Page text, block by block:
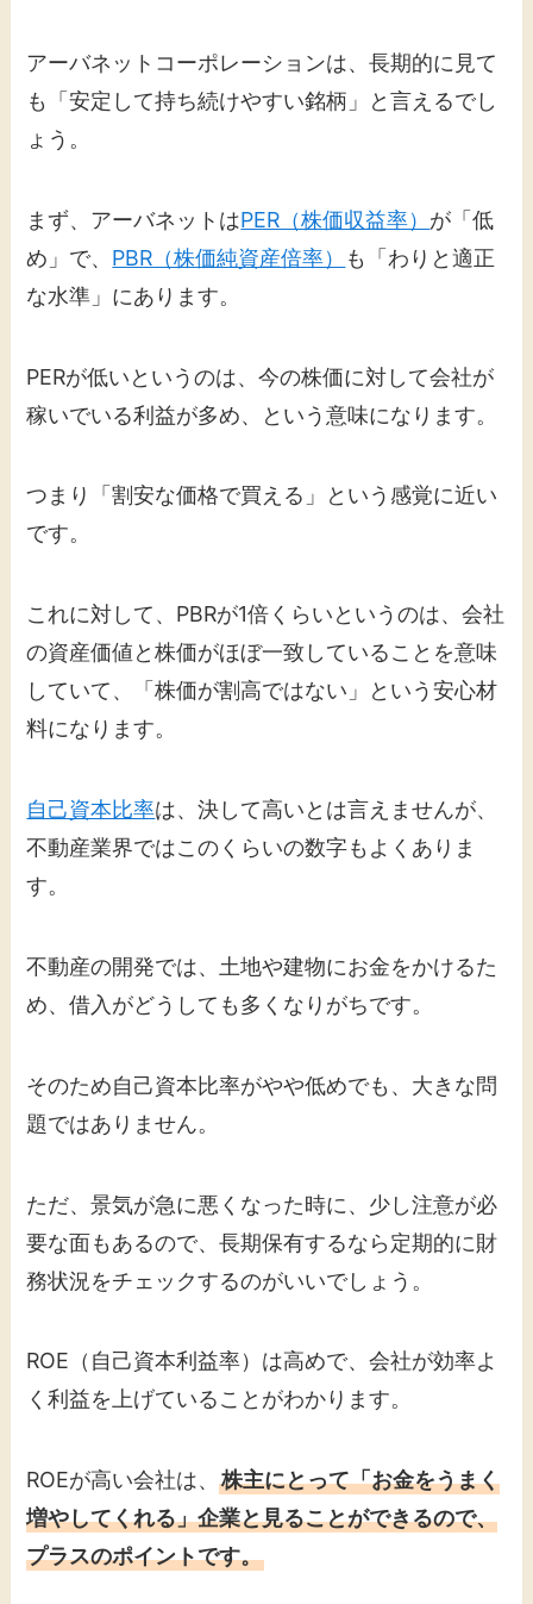
アーバネットコーポレーションは、長期的に見て
も「安定して持ち続けやすい銘柄」と言えるでし
ょう。
まず、アーバネットはPER（株価収益率） が「低
め」で、 PBR（株価純資産倍率）
も「わりと適正
な水準」にあります。
PERが低いというのは、今の株価に対して会社が
稼いでいる利益が多め、という意味になります。
つまり「割安な価格で買える」という感覚に近い
です。
これに対して、PBRが1倍くらいというのは、会社
の資産価値と株価がほぼ一致していることを意味
していて、「株価が割高ではない」という安心材
料になります。
自己資本比率は、決して高いとは言えませんが、
不動産業界ではこのくらいの数字もよくありま
す。
不動産の開発では、土地や建物にお金をかけるた
め、借入がどうしても多くなりがちです。
そのため自己資本比率がやや低めでも、大きな問
題ではありません。
ただ、景気が急に悪くなった時に、少し注意が必
要な面もあるので、長期保有するなら定期的に財
務状況をチェックするのがいいでしょう。
ROE（自己資本利益率）は高めで、会社が効率よ
く利益を上げていることがわかります。
ROEが高い会社は、株主にとって「お金をうまく
増やしてくれる」企業と見ることができるので、
プラスのポイントです。